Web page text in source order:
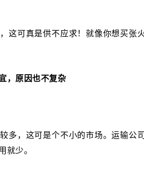
这可真是供不应求！就像你想买张
，原因也不复杂
多，这可是个不小的市场。运输
就少。